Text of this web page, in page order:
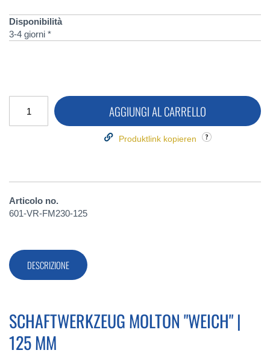
Disponibilità
3-4 giorni *
AGGIUNGI AL CARRELLO
Produktlink kopieren
Articolo no.
601-VR-FM230-125
DESCRIZIONE
SCHAFTWERKZEUG MOLTON "WEICH" |
125 MM